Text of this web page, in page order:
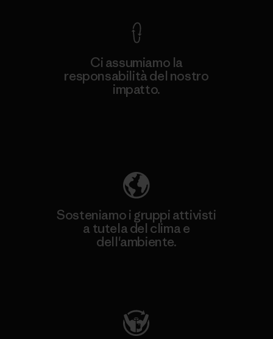
Ci assumiamo la
responsabilità del nostro
impatto.
Sosteniamo i gruppi attivisti
a tutela del clima e
dell'ambiente.